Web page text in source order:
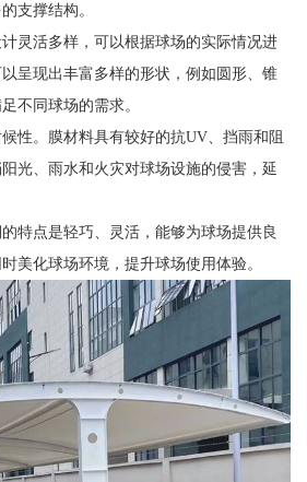
支撑结构。
灵活多样，可以根据球场的实际情况进
呈现出丰富多样的形状，例如圆形、锥
不同球场的需求。
性。膜材料具有较好的抗UV、挡雨和阻
光、雨水和火灾对球场设施的侵害，延
特点是轻巧、灵活，能够为球场提供良
美化球场环境，提升球场使用体验。